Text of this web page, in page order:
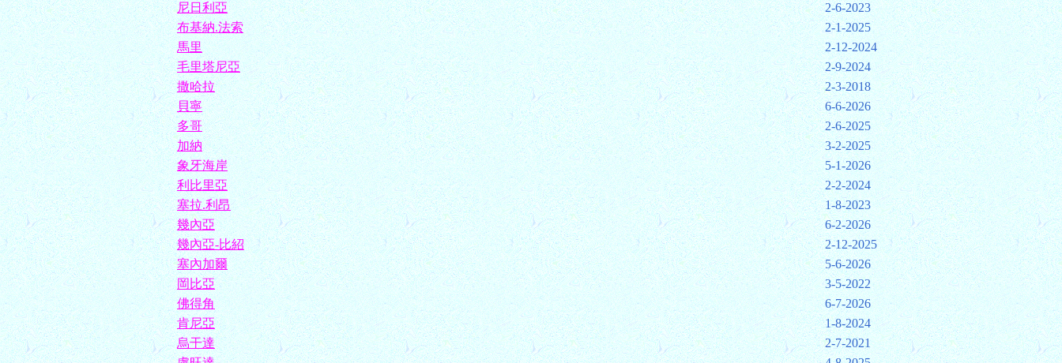
尼日利亞
2-6-2023
布基納.法索
2-1-2025
馬里
2-12-2024
毛里塔尼亞
2-9-2024
撒哈拉
2-3-2018
貝寧
6-6-2026
多哥
2-6-2025
加納
3-2-2025
象牙海岸
5-1-2026
利比里亞
2-2-2024
塞拉.利昂
1-8-2023
幾內亞
6-2-2026
幾內亞-比紹
2-12-2025
塞內加爾
5-6-2026
岡比亞
3-5-2022
佛得角
6-7-2026
肯尼亞
1-8-2024
烏干達
2-7-2021